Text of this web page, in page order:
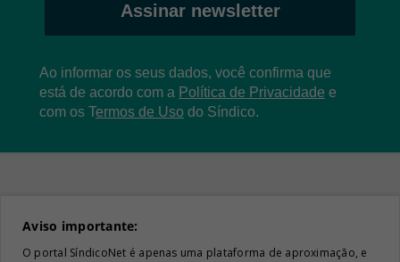
Assinar newsletter
Ao informar os seus dados, você confirma que
está de acordo com a Política de Privacidade e
com os Termos de Uso do Síndico.
Aviso importante:
O portal SíndicoNet é apenas uma plataforma de aproximação, e